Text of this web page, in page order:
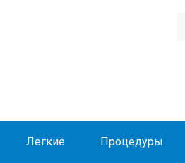
Легкие Процедуры